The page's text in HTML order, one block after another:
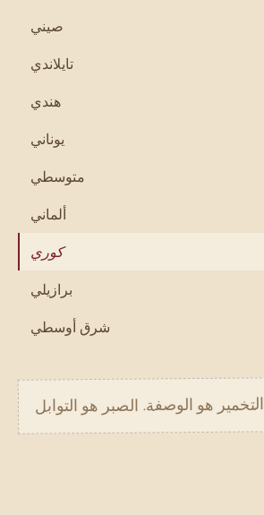
صيني
تايلاندي
هندي
يوناني
متوسطي
ألماني
كوري
برازيلي
شرق أوسطي
التخمير هو الوصفة. الصبر هو التوابل